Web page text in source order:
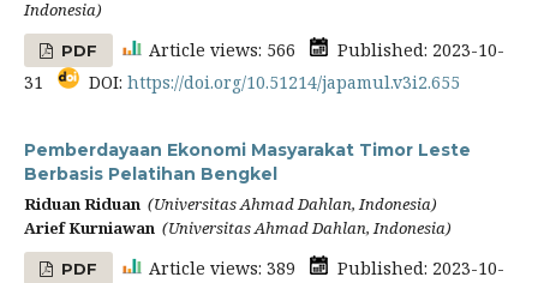
Indonesia)
PDF Article views: 566
Published: 2023-10-
31
DOI: https://doi.org/10.51214/japamul.v3i2.655
Pemberdayaan Ekonomi Masyarakat Timor Leste
Berbasis Pelatihan Bengkel
Riduan Riduan (Universitas Ahmad Dahlan, Indonesia)
Arief Kurniawan (Universitas Ahmad Dahlan, Indonesia)
PDF Article views: 389
Published: 2023-10-